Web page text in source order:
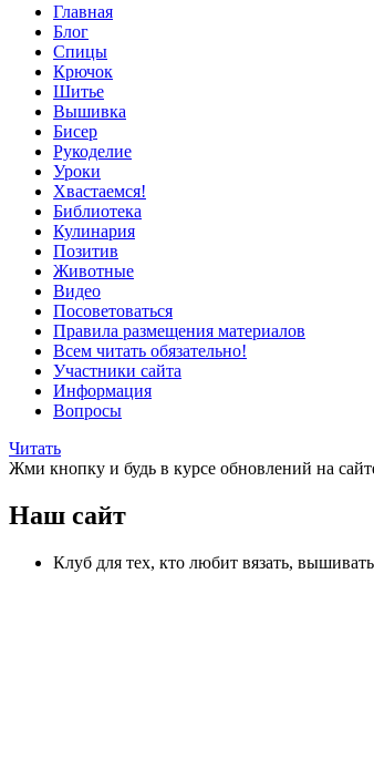
Главная
Блог
Спицы
Крючок
Шитье
Вышивка
Бисер
Рукоделие
Уроки
Хвастаемся!
Библиотека
Кулинария
Позитив
Животные
Видео
Посоветоваться
Правила размещения материалов
Всем читать обязательно!
Участники сайта
Информация
Вопросы
Читать
Жми кнопку и будь в курсе обновлений на
Наш сайт
Клуб для тех, кто любит вязать,